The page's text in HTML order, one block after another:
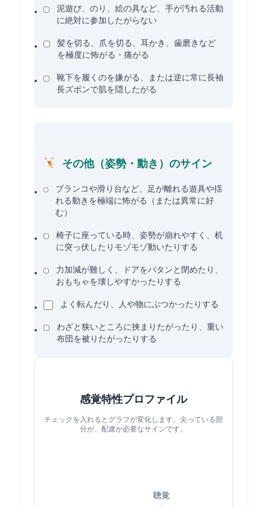
泥遊び、のり、絵の具など、手が汚れる活動
に絶対に参加したがらない
髪を切る、爪を切る、耳かき、歯磨きなど
を極度に怖がる・痛がる
靴下を履くのを嫌がる、または逆に常に長袖
長ズボンで肌を隠したがる
その他（姿勢・動き）のサイン
ブランコや滑り台など、足が離れる遊具や揺
れる動きを極端に怖がる（または異常に好
む）
椅子に座っている時、姿勢が崩れやすく、机
に突っ伏したりモゾモゾ動いたりする
力加減が難しく、ドアをバタンと閉めたり、
おもちゃを壊しやすかったりする
よく転んだり、人や物にぶつかったりする
わざと狭いところに挟まりたがったり、重い
布団を被りたがったりする
感覚特性プロファイル
チェックを入れるとグラフが変化します。尖っている部
分が、配慮が必要なサインです。